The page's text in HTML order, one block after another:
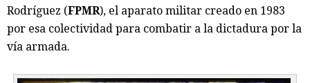
Rodríguez (FPMR), el aparato militar creado en 1983
por esa colectividad para combatir a la dictadura por la
vía armada.